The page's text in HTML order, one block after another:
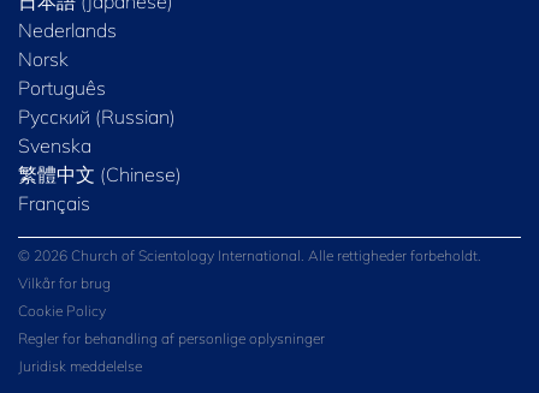
Nederlands
Norsk
Português
Русский (Russian)
Svenska
繁體中文 (Chinese)
Français
© 2026 Church of Scientology International. Alle rettigheder forbeholdt.
Vilkår for brug
Cookie Policy
Regler for behandling af personlige oplysninger
Juridisk meddelelse